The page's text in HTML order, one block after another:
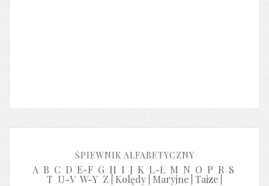
ŚPIEWNIK ALFABETYCZNY
A B C D E-F G H I J K L-Ł M N O P R S
T U-V W-Y Z Kolędy Maryjne Taize